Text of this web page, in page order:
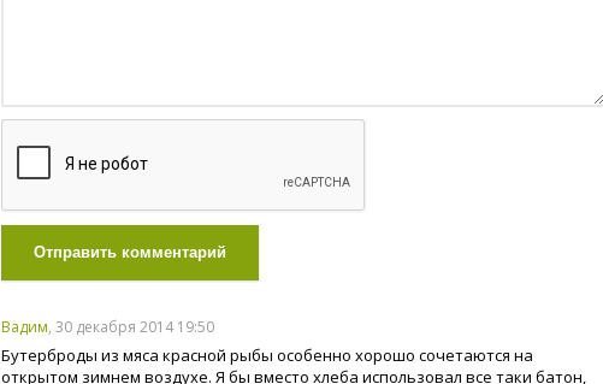
Отправить комментарий
Вадим, 30 декабря 2014 19:50
Бутерброды из мяса красной рыбы особенно хорошо сочетаются на
открытом зимнем воздухе. Я бы вместо хлеба использовал все таки батон,